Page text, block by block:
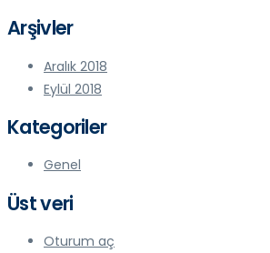
Arşivler
Aralık 2018
Eylül 2018
Kategoriler
Genel
Üst veri
Oturum aç